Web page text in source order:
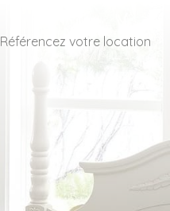
Référencez votre location